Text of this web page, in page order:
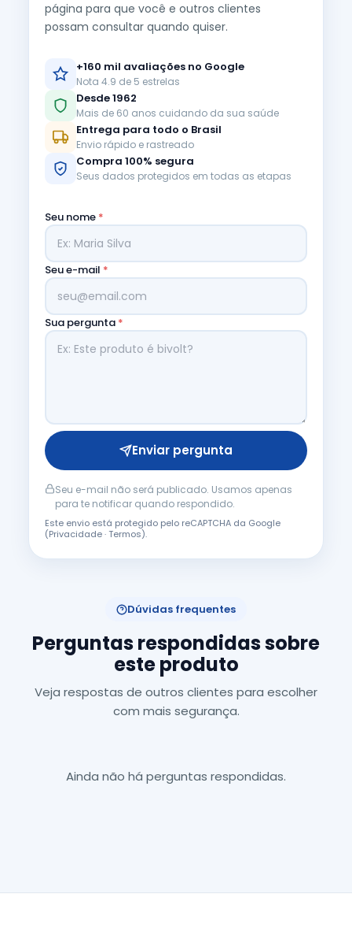
página para que você e outros clientes
possam consultar quando quiser.
+160 mil avaliações no Google
Nota 4.9 de 5 estrelas
Desde 1962
Mais de 60 anos cuidando da sua saúde
Entrega para todo o Brasil
Envio rápido e rastreado
Compra 100% segura
Seus dados protegidos em todas as etapas
Seu nome *
Seu e-mail *
Sua pergunta *
Enviar pergunta
Seu e-mail não será publicado. Usamos apenas
para te notificar quando respondido.
Este envio está protegido pelo reCAPTCHA da Google
(Privacidade·Termos).
Dúvidas frequentes
Perguntas respondidas sobre
este produto
Veja respostas de outros clientes para escolher
com mais segurança.
Ainda não há perguntas respondidas.